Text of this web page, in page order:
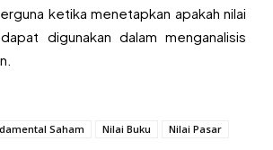
ketika menetapkan apakah nilai
digunakan dalam menganalisis
Saham Nilai Buku Nilai Pasar